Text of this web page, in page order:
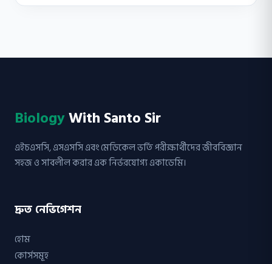
BiologyWith Santo Sir
এইচএসসি, এসএসসি এবং মেডিকেল ভর্তি পরীক্ষার্থীদের জীববিজ্ঞান
সহজ ও সাবলীল করার এক নির্ভরযোগ্য একাডেমি।
দ্রুত নেভিগেশন
হোম
কোর্সসমূহ